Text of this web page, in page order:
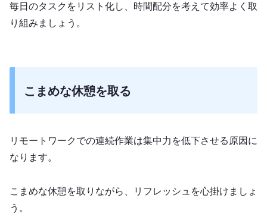
毎日のタスクをリスト化し、時間配分を考えて効率よく取
り組みましょう。
こまめな休憩を取る
リモートワークでの連続作業は集中力を低下させる原因に
なります。
こまめな休憩を取りながら、リフレッシュを心掛けましょ
う。